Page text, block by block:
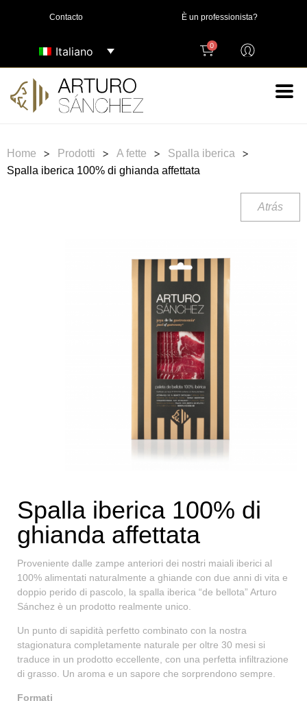
Contacto È un professionista?
Italiano 0
Home > Prodotti > A fette > Spalla iberica >
Spalla iberica 100% di ghianda affettata
Atrás
Spalla iberica 100% di
ghianda affettata
Proveniente dalle zampe anteriori dei nostri maiali iberici al
100% alimentati naturalmente a ghiande con due anni di vita e
doppio perido di pascolo, la spalla iberica “de bellota” Arturo
Sánchez è un prodotto realmente unico.
Un punto di sapidità perfetto combinato con la nostra
stagionatura completamente naturale per oltre 30 mesi si
traduce in un prodotto eccellente, con una perfetta infiltrazione
di grasso. Un aroma e un sapore che sorprendono sempre.
Formati